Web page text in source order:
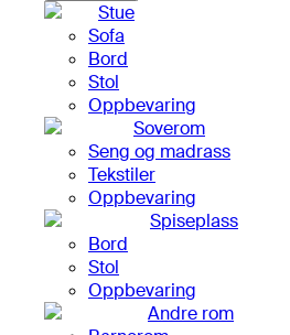
Stue
Sofa
Bord
Stol
Oppbevaring
Soverom
Seng og madrass
Tekstiler
Oppbevaring
Spiseplass
Bord
Stol
Oppbevaring
Andre rom